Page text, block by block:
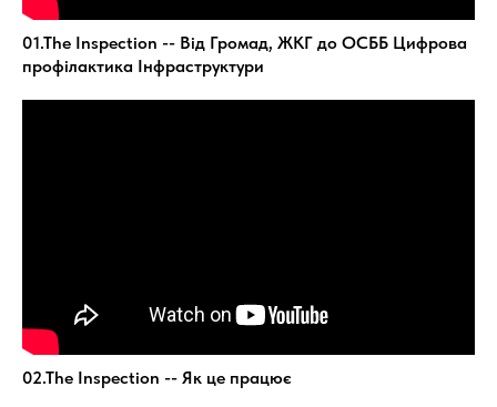
01.The Inspection -- Від Громад, ЖКГ до ОСББ Цифрова
профілактика Інфраструктури
02.The Inspection -- Як це працює